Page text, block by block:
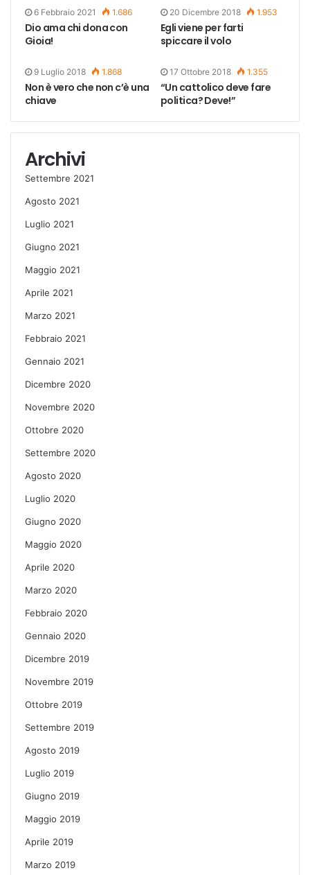
6 Febbraio 2021 1.686
Dio ama chi dona con
Gioia!
20 Dicembre 2018 1.953
Egli viene per farti
spiccare il volo
9 Luglio 2018 1.868
Non è vero che non c’è una
chiave
17 Ottobre 2018 1.355
“Un cattolico deve fare
politica? Deve!”
Archivi
Settembre 2021
Agosto 2021
Luglio 2021
Giugno 2021
Maggio 2021
Aprile 2021
Marzo 2021
Febbraio 2021
Gennaio 2021
Dicembre 2020
Novembre 2020
Ottobre 2020
Settembre 2020
Agosto 2020
Luglio 2020
Giugno 2020
Maggio 2020
Aprile 2020
Marzo 2020
Febbraio 2020
Gennaio 2020
Dicembre 2019
Novembre 2019
Ottobre 2019
Settembre 2019
Agosto 2019
Luglio 2019
Giugno 2019
Maggio 2019
Aprile 2019
Marzo 2019